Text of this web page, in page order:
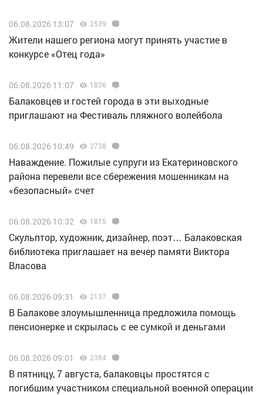
06.08.2026 13:07 2539
Жители нашего региона могут принять участие в
конкурсе «Отец года»
06.08.2026 11:07 1836
Балаковцев и гостей города в эти выходные
приглашают на Фестиваль пляжного волейбола
06.08.2026 10:49 2738
Наваждение. Пожилые супруги из Екатериновского
района перевели все сбережения мошенникам на
«безопасный» счет
06.08.2026 10:32 1815
Скульптор, художник, дизайнер, поэт… Балаковская
библиотека приглашает на вечер памяти Виктора
Власова
06.08.2026 09:31 2137
В Балакове злоумышленница предложила помощь
пенсионерке и скрылась с ее сумкой и деньгами
06.08.2026 09:01 2384
В пятницу, 7 августа, балаковцы простятся с
погибшим участником специальной военной операции